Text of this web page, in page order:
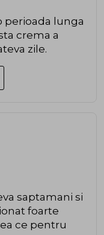
perioada lunga
crema a
zile.
saptamani si
foarte
ce pentru